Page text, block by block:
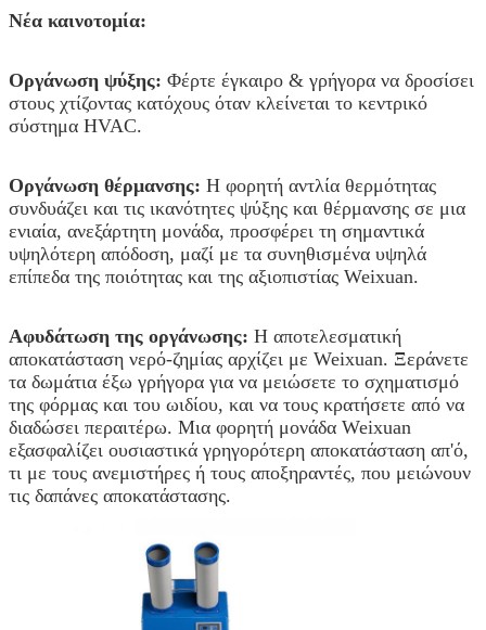
καθαρό βάρος
Ακαθάριστο βάρος
Νέα καινοτομία:
Οργάνωση ψύξης: Φέρτε έγκαιρο & γρήγορα να δροσίσει
στους χτίζοντας κατόχους όταν κλείνεται το κεντρικό
σύστημα HVAC.
Οργάνωση θέρμανσης: Η φορητή αντλία θερμότητας
συνδυάζει και τις ικανότητες ψύξης και θέρμανσης σε μια
ενιαία, ανεξάρτητη μονάδα, προσφέρει τη σημαντικά
υψηλότερη απόδοση, μαζί με τα συνηθισμένα υψηλά
επίπεδα της ποιότητας και της αξιοπιστίας Weixuan.
Αφυδάτωση της οργάνωσης: Η αποτελεσματική
αποκατάσταση νερό-ζημίας αρχίζει με Weixuan. Ξεράνετε
τα δωμάτια έξω γρήγορα για να μειώσετε το σχηματισμό
της φόρμας και του ωιδίου, και να τους κρατήσετε από να
διαδώσει περαιτέρω. Μια φορητή μονάδα Weixuan
εξασφαλίζει ουσιαστικά γρηγορότερη αποκατάσταση απ'ό,
τι με τους ανεμιστήρες ή τους αποξηραντές, που μειώνουν
τις δαπάνες αποκατάστασης.